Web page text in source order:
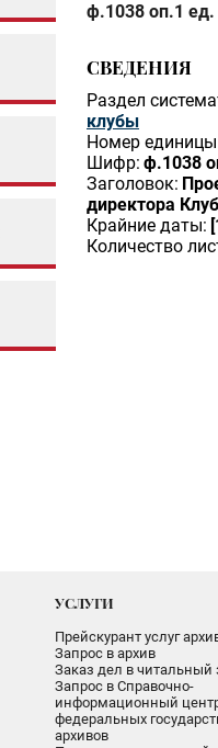
ф.1038 оп.1 ед.
СВЕДЕНИЯ
Раздел
клубы
Номер единицы
Шифр: ф.1038
Заголовок:
директора
Крайние даты:
Количество
УСЛУГИ
Прейскурант услуг
Запрос в архив
Заказ дел в читальный
Запрос в Справочно-
информационный
федеральных
архивов